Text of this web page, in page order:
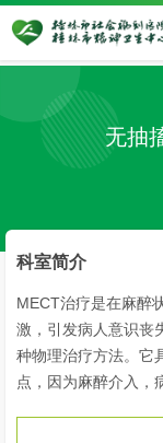
无抽
科室简介
MECT治疗是在麻醉
激，引发病人意识丧
种物理治疗方法。它
点，因为麻醉介入，